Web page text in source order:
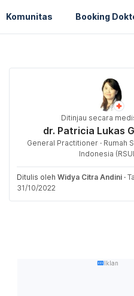
Komunitas Booking
Ditinjau secara
dr. Patricia Lukas
General Practitioner · Rumah
Indonesia
Ditulis oleh Widya Citra Andini ·
31/10/2022
Iklan